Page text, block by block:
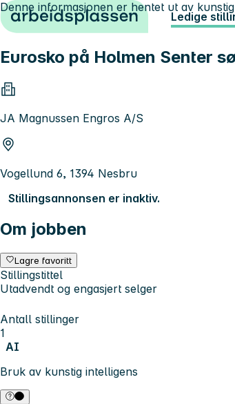
Hopp til innhold Ledige
Eurosko på Holmen Senter
JA Magnussen Engros A/S
Vogellund 6, 1394 Nesbru
Stillingsannonsen er inaktiv.
Om jobben
Lagre favoritt
Stillingstittel
Utadvendt og engasjert selger
Antall stillinger
1
AI
Bruk av kunstig intelligens
Denne informasjonen er hentet ut av